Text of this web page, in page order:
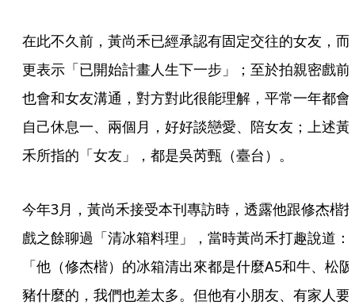
在此不久前，黃尚禾已經承認有固定交往的女友，而
更表示「已開始計畫人生下一步」；至於拍親密戲前
也會和女友溝通，對方對此很能理解，平常一年都會
自己休息一、兩個月，好好談戀愛、陪女友；上述黃
禾所指的「女友」，都是吳芮甄（臺台）。
今年3月，黃尚禾接受本刊專訪時，透露他跟修杰楷
戲之餘聊過「清冰箱料理」，當時黃尚禾打趣說道：
「他（修杰楷）的冰箱清出來都是什麼A5和牛、松阪
豬什麼的，我們也差太多。但他有小朋友、有家人要